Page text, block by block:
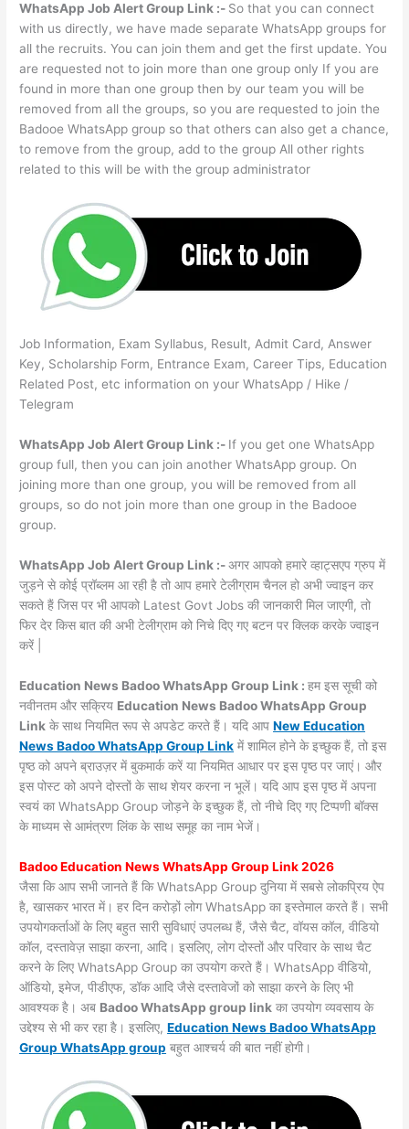
WhatsApp Job Alert Group Link :- So that you can connect
with us directly, we have made separate WhatsApp groups for
all the recruits. You can join them and get the first update. You
are requested not to join more than one group only If you are
found in more than one group then by our team you will be
removed from all the groups, so you are requested to join the
Badooe WhatsApp group so that others can also get a chance,
to remove from the group, add to the group All other rights
related to this will be with the group administrator
Job Information, Exam Syllabus, Result, Admit Card, Answer
Key, Scholarship Form, Entrance Exam, Career Tips, Education
Related Post, etc information on your WhatsApp / Hike /
Telegram
WhatsApp Job Alert Group Link :- If you get one WhatsApp
group full, then you can join another WhatsApp group. On
joining more than one group, you will be removed from all
groups, so do not join more than one group in the Badooe
group.
WhatsApp Job Alert Group Link :-अगर आपको हमारे व्हाट्सएप ग्रुप में
जुड़ने से कोई प्रॉब्लम आ रही है तो आप हमारे टेलीग्राम चैनल हो अभी ज्वाइन कर
सकते हैं जिस पर भी आपको Latest Govt Jobs की जानकारी मिल जाएगी, तो
फिर देर किस बात की अभी टेलीग्राम को निचे दिए गए बटन पर क्लिक करके ज्वाइन
करें |
Education News Badoo WhatsApp Group Link :हम इस सूची को
नवीनतम और सक्रिय Education News Badoo WhatsApp Group
Link के साथ नियमित रूप से अपडेट करते हैं। यदि आपNew Education
News Badoo WhatsApp Group Link में शामिल होने के इच्छुक हैं, तो इस
पृष्ठ को अपने ब्राउज़र में बुकमार्क करें या नियमित आधार पर इस पृष्ठ पर जाएं। और
इस पोस्ट को अपने दोस्तों के साथ शेयर करना न भूलें। यदि आप इस पृष्ठ में अपना
स्वयं का WhatsApp Group जोड़ने के इच्छुक हैं, तो नीचे दिए गए टिप्पणी बॉक्स
के माध्यम से आमंत्रण लिंक के साथ समूह का नाम भेजें।
Badoo Education News WhatsApp Group Link 2026
जैसा कि आप सभी जानते हैं कि WhatsApp Group दुनिया में सबसे लोकप्रिय ऐप
है, खासकर भारत में। हर दिन करोड़ों लोग WhatsApp का इस्तेमाल करते हैं। सभी
उपयोगकर्ताओं के लिए बहुत सारी सुविधाएं उपलब्ध हैं, जैसे चैट, वॉयस कॉल, वीडियो
कॉल, दस्तावेज़ साझा करना, आदि। इसलिए, लोग दोस्तों और परिवार के साथ चैट
करने के लिए WhatsApp Group का उपयोग करते हैं। WhatsApp वीडियो,
ऑडियो, इमेज, पीडीएफ, डॉक आदि जैसे दस्तावेजों को साझा करने के लिए भी
आवश्यक है। अब Badoo WhatsApp group link का उपयोग व्यवसाय के
उद्देश्य से भी कर रहा है। इसलिए,Education News Badoo WhatsApp
Group WhatsApp group बहुत आश्चर्य की बात नहीं होगी।